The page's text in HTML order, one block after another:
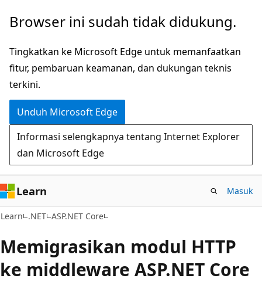
Lompati
konten
utama
Browser ini sudah tidak didukung.
Tingkatkan ke Microsoft Edge untuk memanfaatkan
fitur, pembaruan keamanan, dan dukungan teknis
terkini.
Unduh Microsoft Edge
Informasi selengkapnya tentang Internet Explorer
dan Microsoft Edge
Learn Masuk
Learn .NET ASP.NET Core
Memigrasikan modul HTTP
ke middleware ASP.NET Core